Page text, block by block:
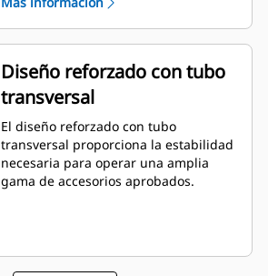
Diseño reforzado con tubo
transversal
El diseño reforzado con tubo
transversal proporciona la estabilidad
necesaria para operar una amplia
gama de accesorios aprobados.